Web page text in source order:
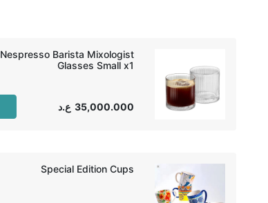
Nespresso Barista Mixologist
Glasses Small x1‏
35,000.000ع.د
Special Edition Cups